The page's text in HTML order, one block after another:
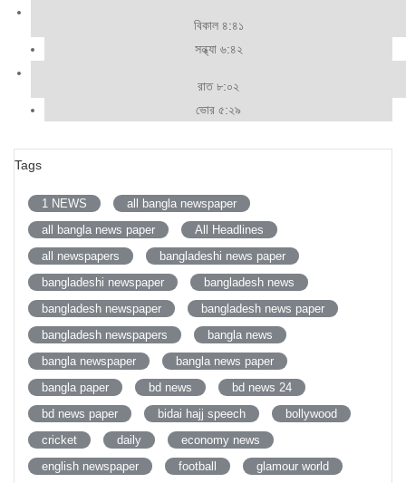
বিকাল ৪:৪১
সন্ধ্যা ৬:৪২
রাত ৮:০২
ভোর ৫:২৯
Tags
1 NEWS
all bangla newspaper
all bangla news paper
All Headlines
all newspapers
bangladeshi news paper
bangladeshi newspaper
bangladesh news
bangladesh newspaper
bangladesh news paper
bangladesh newspapers
bangla news
bangla newspaper
bangla news paper
bangla paper
bd news
bd news 24
bd news paper
bidai hajj speech
bollywood
cricket
daily
economy news
english newspaper
football glamour world